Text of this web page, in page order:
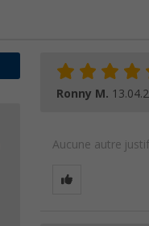
Ronny M.
Aucune autre